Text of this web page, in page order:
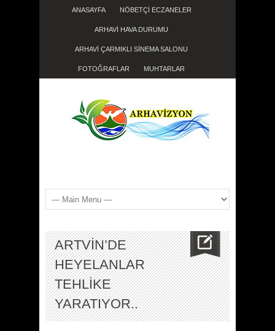
ANASAYFA NÖBETÇİ ECZANELER
ARHAVİ HAVA DURUMU
ARHAVİ ÇARMIKLI SİNEMA SALONU
FOTOĞRAFLAR MUHTARLAR
ARTVİN’DE
HEYELANLAR
TEHLİKE
YARATIYOR..